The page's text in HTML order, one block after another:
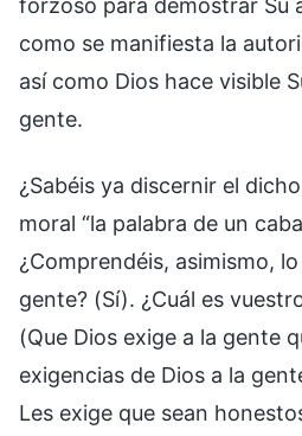
como se manifiesta la
así como Dios hace visible
gente.
¿Sabéis ya discernir el
moral “la palabra de un
¿Comprendéis, asimismo,
gente? (Sí). ¿Cuál es
(Que Dios exige a la gente
exigencias de Dios a la
Les exige que sean